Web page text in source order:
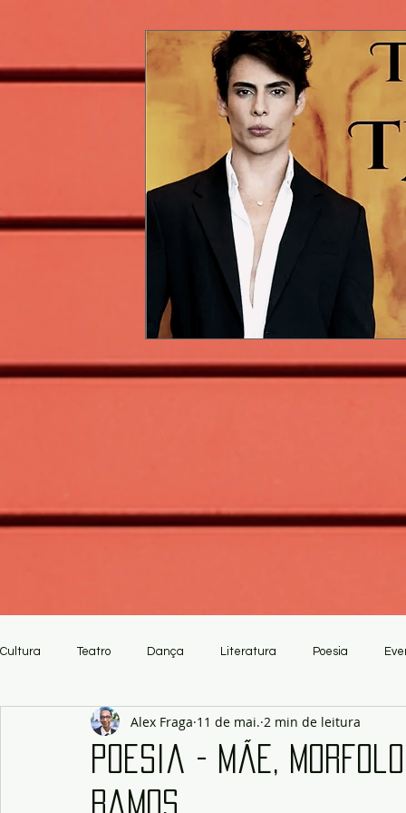
Cultura Teatro Dança Literatura Poesia
Artesanato
Poesia - Mãe,
Ramos
Alex Fraga 11 de mai. 2 min de leitura